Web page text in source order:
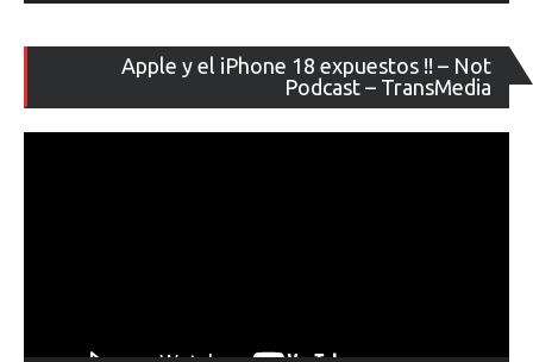
Apple y el iPhone 18 expuestos !! – Not
Podcast – TransMedia
de